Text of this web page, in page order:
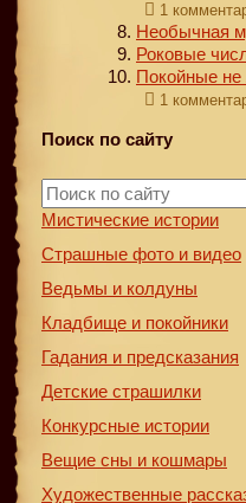
1
Необычная
Роковые
Покойные
1
Поиск по сайту
Мистические истории
Страшные фото и видео
Ведьмы и колдуны
Кладбище и покойники
Гадания и предсказания
Детские страшилки
Конкурсные истории
Вещие сны и кошмары
Художественные